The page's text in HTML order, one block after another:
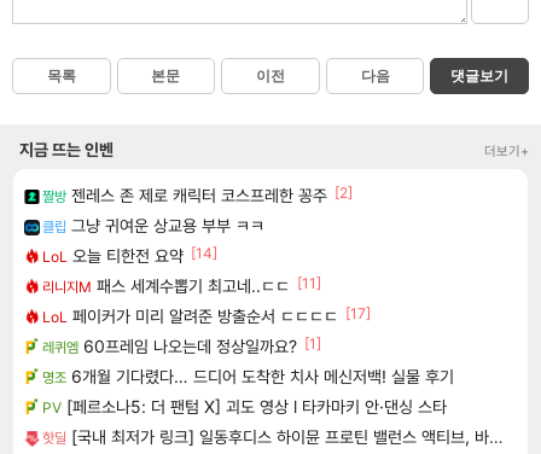
목록 본문 이전 다음 댓글보기
지금 뜨는 인벤 더보기+
짤방 젠레스 존 제로 캐릭터 코스프레한 꽁주 [2]
클립 그냥 귀여운 상교용 부부 ㅋㅋ
LoL 오늘 티한전 요약 [14]
리니지M 패스 세계수뽑기 최고네..ㄷㄷ
[11]
LoL 페이커가 미리 알려준 방출순서 ㄷㄷㄷㄷ
[17]
레퀴엠 60프레임 나오는데 정상일까요? [1]
명조 6개월 기다렸다… 드디어 도착한 치사 메신저백! 실물 후기
PV [페르소나5: 더 팬텀 X] 괴도 영상 l 타카마키 안·댄싱 스타
핫딜 [국내 최저가 링크] 일동후디스 하이뮨 프로틴 밸런스 액티브, 바닐라봉봉 제로, 250ml, 18개